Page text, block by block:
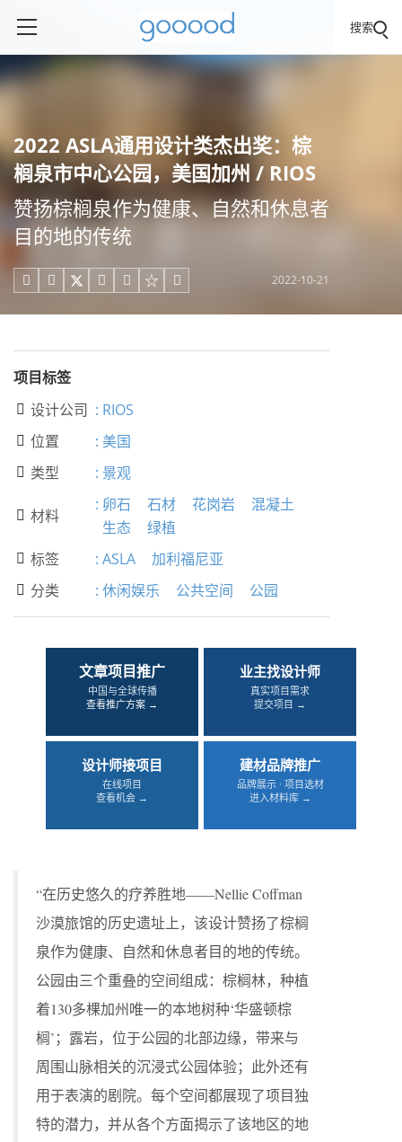
搜索
2022 ASLA通用设计类杰出奖：棕
榈泉市中心公园，美国加州 / RIOS
赞扬棕榈泉作为健康、自然和休息者
目的地的传统
     2022-10-21
项目标签
 设计公司 : RIOS
 位置 : 美国
 类型 : 景观
 材料
: 卵石 石材 花岗岩
混凝土
生态
绿植
 标签 : ASLA 加利福尼亚
 分类 : 休闲娱乐 公共空间 公园
文章项目推广
中国与全球传播
查看推广方案 →
业主找设计师
真实项目需求
提交项目 →
设计师接项目
在线项目
查看机会 →
建材品牌推广
品牌展示 · 项目选材
进入材料库 →
“在历史悠久的疗养胜地——Nellie Coffman
沙漠旅馆的历史遗址上，该设计赞扬了棕榈
泉作为健康、自然和休息者目的地的传统。
公园由三个重叠的空间组成：棕榈林，种植
着130多棵加州唯一的本地树种‘华盛顿棕
榈’；露岩，位于公园的北部边缘，带来与
周围山脉相关的沉浸式公园体验；此外还有
用于表演的剧院。每个空间都展现了项目独
特的潜力，并从各个方面揭示了该地区的地